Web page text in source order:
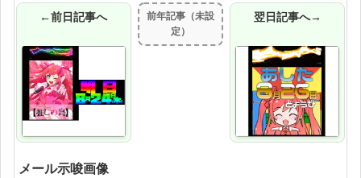
←前日記事へ
前年記事（未設
定）
翌日記事へ→
メール示唆画像